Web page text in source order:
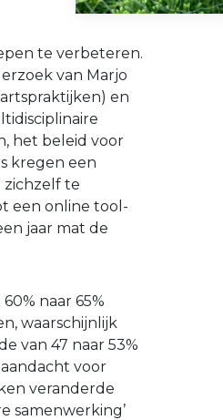
te verbeteren.
van Marjo
en
het beleid voor
kregen een
zichzelf te
een online tool-
jaar mat de
naar 65%
waarschijnlijk
van 47 naar 53%
aandacht voor
veranderde
samenwerking’